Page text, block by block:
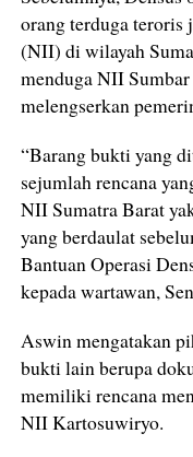
orang terduga teroris
(NII) di wilayah
menduga NII
melengserkan
“Barang bukti yang
sejumlah rencana
NII Sumatra Barat
yang berdaulat
Bantuan Operasi
kepada wartawan,
Aswin mengatakan
bukti lain berupa
memiliki rencana
NII Kartosuwiryo.